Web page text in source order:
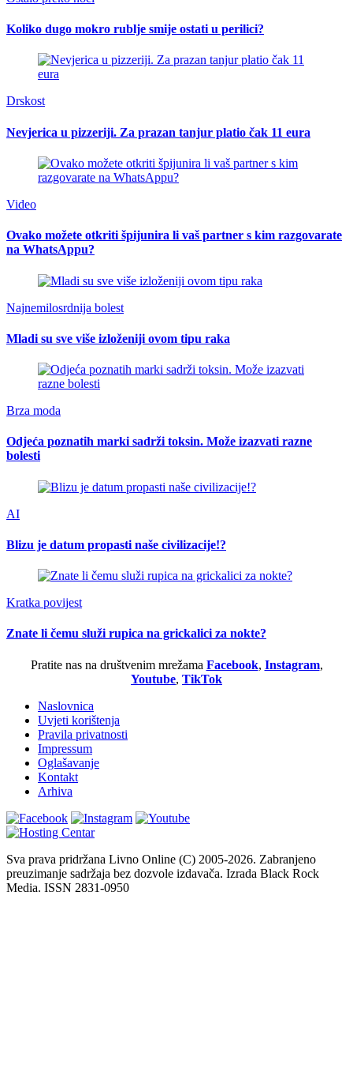
Koliko dugo mokro rublje smije ostati u perilici?
Drskost
Nevjerica u pizzeriji. Za prazan tanjur platio čak 11 eura
Video
Ovako možete otkriti špijunira li vaš partner s kim razgovarate
na WhatsAppu?
Najnemilosrdnija bolest
Mladi su sve više izloženiji ovom tipu raka
Brza moda
Odjeća poznatih marki sadrži toksin. Može izazvati razne
bolesti
AI
Blizu je datum propasti naše civilizacije!?
Kratka povijest
Znate li čemu služi rupica na grickalici za nokte?
Pratite nas na društvenim mrežama Facebook, Instagram,
Youtube, TikTok
Naslovnica
Uvjeti korištenja
Pravila privatnosti
Impressum
Oglašavanje
Kontakt
Arhiva
Sva prava pridržana Livno Online (C) 2005-2026. Zabranjeno
preuzimanje sadržaja bez dozvole izdavača. Izrada Black Rock
Media. ISSN 2831-0950